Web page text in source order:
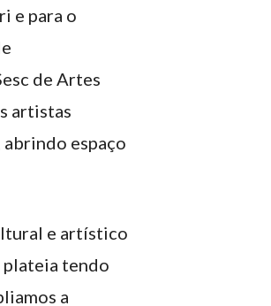
e para o
de Artes
artistas
espaço
e artístico
plateia tendo
a